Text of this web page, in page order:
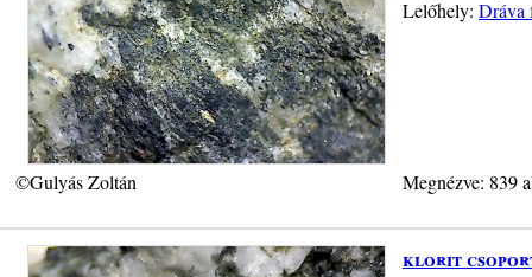
Lelőhely: Dráva
©Gulyás Zoltán Megnézve: 839
klorit